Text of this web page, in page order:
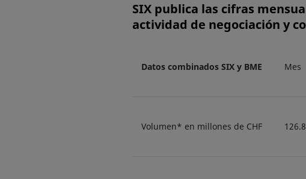
SIX publica las cifras
actividad de negociación y
Datos combinados SIX y BME Mes
Volumen* en millones de CHF